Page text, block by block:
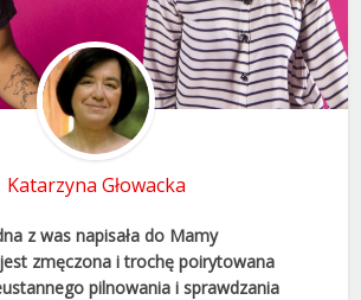
Katarzyna Głowacka
z was napisała do Mamy
zmęczona i trochę poirytowana
pilnowania i sprawdzania